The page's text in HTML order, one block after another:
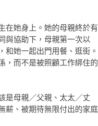
在她身上。她的母親終於有
與協助下，母親第一次以
和她一起出門用餐、逛街。
，而不是被照顧工作綁住的
是母親／父親、太太／丈
薪、被期待無限付出的家庭